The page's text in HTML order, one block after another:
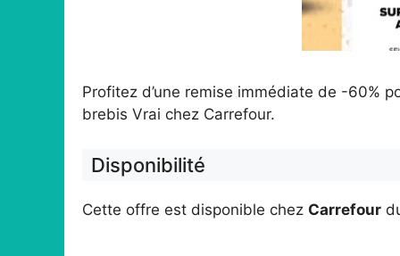
Profitez d’une remise immédiate de -60%
brebis Vrai chez Carrefour.
Disponibilité
Cette offre est disponible chez Carrefour